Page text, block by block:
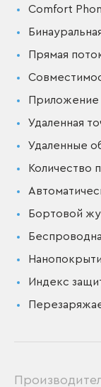
Comfort
Прямая
Приложение
Удаленная
Удаленные
Количество
Бортовой
Индекс